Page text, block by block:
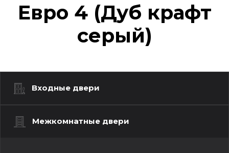
Евро 4 (Дуб крафт
серый)
Входные двери
Межкомнатные двери